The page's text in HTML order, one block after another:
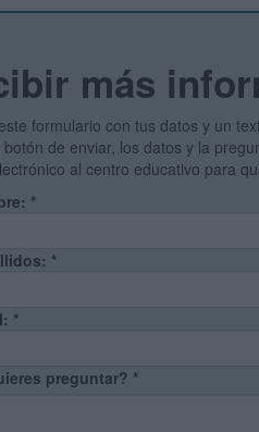
más
formulario con tus datos y un
botón de enviar, los datos y la
al centro educativo para
*
*
*
preguntar? *